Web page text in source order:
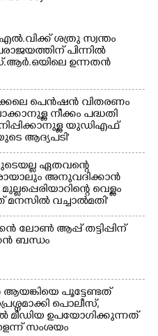
ശത്രു സ്വന്തം
പരാജയത്തിന് പിന്നിൽ
ഉന്നതൻ
പെൻഷൻ വിതരണം
നീക്കം പദ്ധതി
യുഡിഎഫ്
ആദ്യപടി'
ഏതവന്റെ
അനുവദിക്കാൻ
മുല്ലപ്പെരിയാറിന്റെ വെള്ളം
മനസിൽ വച്ചാൽമതി'
ലോൺ ആപ്പ് തട്ടിപ്പിന്
ബന്ധം
പൂട്ടേണ്ടത്
പൊലീസ്,
മീഡിയ ഉപയോഗിക്കുന്നത്
സംശയം
Link